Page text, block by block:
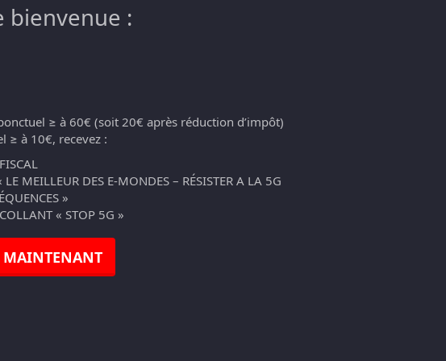
bienvenue :
≥ à 60€ (soit 20€ après réduction d’impôt)
≥ à 10€, recevez :
MEILLEUR DES E-MONDES – RÉSISTER A LA 5G
»
« STOP 5G »
MAINTENANT